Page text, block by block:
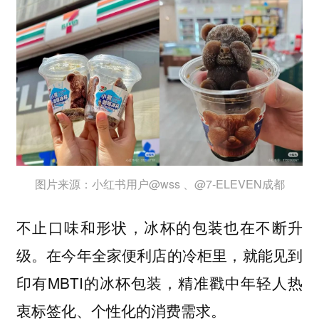
图片来源：小红书用户@wss 、@7-ELEVEN成都
不止口味和形状，冰杯的包装也在不断升
级。在今年全家便利店的冷柜里，就能见到
印有MBTI的冰杯包装，精准戳中年轻人热
衷标签化、 个性化的消费需求。